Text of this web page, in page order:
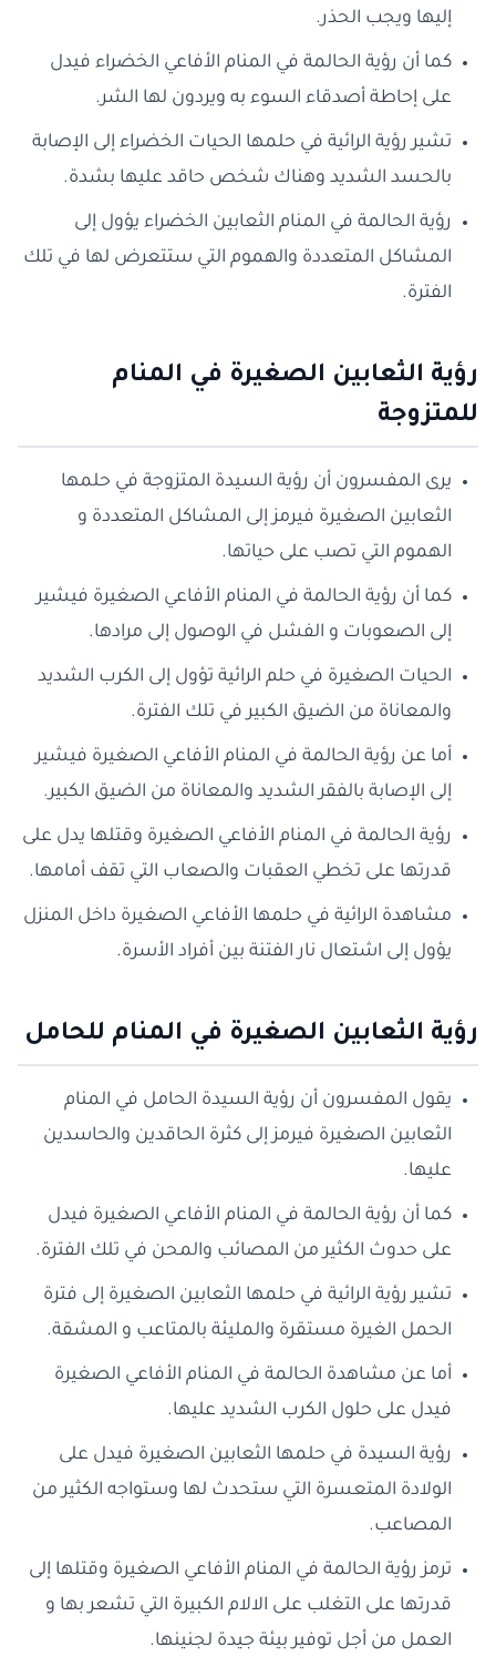
إليها ويجب الحذر.
كما أن رؤية الحالمة في المنام الأفاعي الخضراء فيدل
على إحاطة أصدقاء السوء به ويردون لها الشر.
تشير رؤية الرائية في حلمها الحيات الخضراء إلى الإصابة
بالحسد الشديد وهناك شخص حاقد عليها بشدة.
رؤية الحالمة في المنام الثعابين الخضراء يؤول إلى
المشاكل المتعددة والهموم التي ستتعرض لها في تلك
الفترة.
رؤية الثعابين الصغيرة في المنام
للمتزوجة
يرى المفسرون أن رؤية السيدة المتزوجة في حلمها
الثعابين الصغيرة فيرمز إلى المشاكل المتعددة و
الهموم التي تصب على حياتها.
كما أن رؤية الحالمة في المنام الأفاعي الصغيرة فيشير
إلى الصعوبات و الفشل في الوصول إلى مرادها.
الحيات الصغيرة في حلم الرائية تؤول إلى الكرب الشديد
والمعاناة من الضيق الكبير في تلك الفترة.
أما عن رؤية الحالمة في المنام الأفاعي الصغيرة فيشير
إلى الإصابة بالفقر الشديد والمعاناة من الضيق الكبير.
رؤية الحالمة في المنام الأفاعي الصغيرة وقتلها يدل على
قدرتها على تخطي العقبات والصعاب التي تقف أمامها.
مشاهدة الرائية في حلمها الأفاعي الصغيرة داخل المنزل
يؤول إلى اشتعال نار الفتنة بين أفراد الأسرة.
رؤية الثعابين الصغيرة في المنام للحامل
يقول المفسرون أن رؤية السيدة الحامل في المنام
الثعابين الصغيرة فيرمز إلى كثرة الحاقدين والحاسدين
عليها.
كما أن رؤية الحالمة في المنام الأفاعي الصغيرة فيدل
على حدوث الكثير من المصائب والمحن في تلك الفترة.
تشير رؤية الرائية في حلمها الثعابين الصغيرة إلى فترة
الحمل الغيرة مستقرة والمليئة بالمتاعب و المشقة.
أما عن مشاهدة الحالمة في المنام الأفاعي الصغيرة
فيدل على حلول الكرب الشديد عليها.
رؤية السيدة في حلمها الثعابين الصغيرة فيدل على
الولادة المتعسرة التي ستحدث لها وستواجه الكثير من
المصاعب.
ترمز رؤية الحالمة في المنام الأفاعي الصغيرة وقتلها إلى
قدرتها على التغلب على الالام الكبيرة التي تشعر بها و
العمل من أجل توفير بيئة جيدة لجنينها.